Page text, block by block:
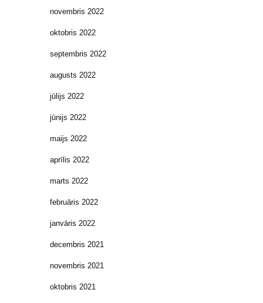
novembris 2022
oktobris 2022
septembris 2022
augusts 2022
jūlijs 2022
jūnijs 2022
maijs 2022
aprīlis 2022
marts 2022
februāris 2022
janvāris 2022
decembris 2021
novembris 2021
oktobris 2021